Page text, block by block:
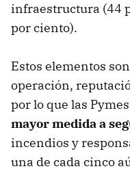
infraestructura (44
por ciento).
Estos elementos
operación,
por lo que las Pymes
mayor medida a
incendios y
una de cada cinco